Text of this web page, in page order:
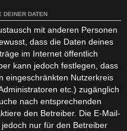
DEINER DATEN
mit anderen Personen
dass die Daten deines
im Internet öffentlich
kann jedoch festlegen, dass
eingeschränkten Nutzerkreis
etc.) zugänglich
nach entsprechenden
den Betreiber. Die E-Mail-
nur für den Betreiber